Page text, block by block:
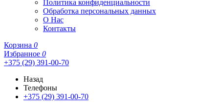
Политика конфиденциальности
Обработка персональных данных
О Нас
Контакты
Корзина 0
Избранное 0
+375 (29) 391-00-70
Назад
Телефоны
+375 (29) 391-00-70